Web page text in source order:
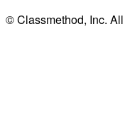
© Classmethod, Inc.